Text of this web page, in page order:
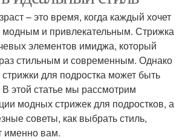
– это время, когда каждый хочет
модным и привлекательным. Стрижка
элементов имиджа, который
стильным и современным. Однако
для подростка может быть
этой статье мы рассмотрим
модных стрижек для подростков, а
советы, как выбрать стиль,
именно вам.